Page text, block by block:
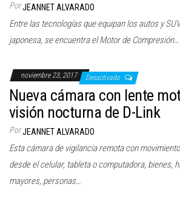
PorJEANNET ALVARADO
Entre las tecnologías que equipan los autos y
japonesa, se encuentra el Motor de Compresión…
noviembre 23, 2017 Desactivado
Nueva cámara con lente
visión nocturna de D-Link
PorJEANNET ALVARADO
Esta cámara de vigilancia remota con
desde el celular, tableta o computadora, bienes,
mayores, personas…